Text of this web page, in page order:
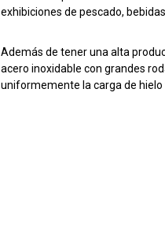
exhibiciones de pescado,
Además de tener una alta
acero inoxidable con grandes
uniformemente la carga de hielo